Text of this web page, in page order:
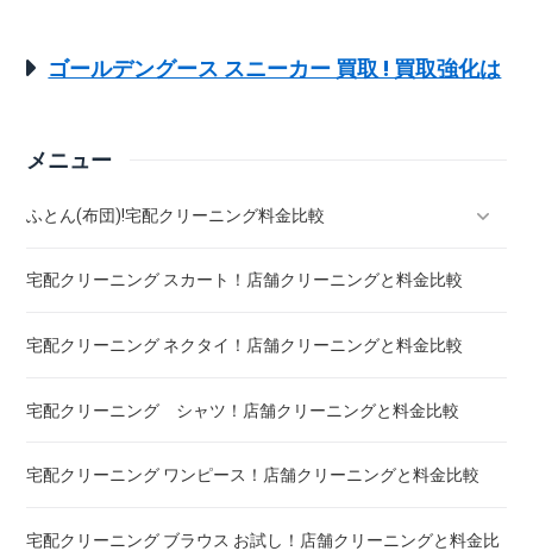
ゴールデングース スニーカー 買取 ! 買取強化は
メニュー
ふとん(布団)!宅配クリーニング料金比較
羽毛ふとん(布団)!宅配クリーニング料金比較
こたつ布団 クリーニング ! 料金 比較
布団クリーニング ! ダニ除去率ランキング
布団クリーニング 真空圧縮サービス 料金比較 ! 市販の圧縮袋
宅配クリーニング スカート！店舗クリーニングと料金比較
宅配クリーニング ネクタイ！店舗クリーニングと料金比較
宅配クリーニング シャツ！店舗クリーニングと料金比較
宅配クリーニング ワンピース！店舗クリーニングと料金比較
宅配クリーニング ブラウス お試し！店舗クリーニングと料金比